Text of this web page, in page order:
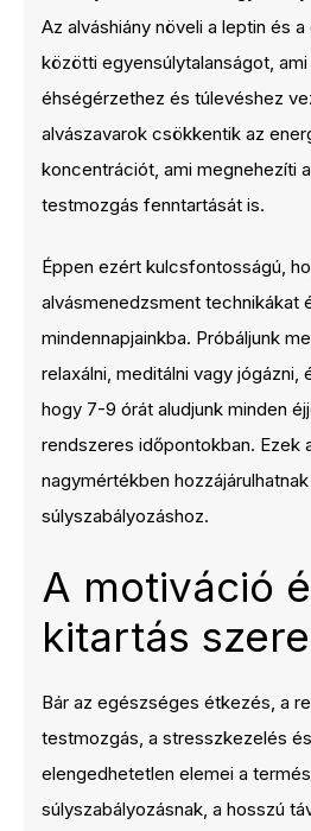
Az alváshiány növeli a leptin és
közötti egyensúlytalanságot,
éhségérzethez és túlevéshez
alvászavarok csökkentik az
koncentrációt, ami megnehezíti
testmozgás fenntartását is.
Éppen ezért kulcsfontosságú,
alvásmenedzsment technikákat
mindennapjainkba. Próbáljunk
relaxálni, meditálni vagy jógázni,
hogy 7-9 órát aludjunk minden
rendszeres időpontokban. Ezek
nagymértékben
súlyszabályozáshoz.
A motiváció
kitartás
Bár az egészséges étkezés, a
testmozgás, a stresszkezelés
elengedhetetlen elemei a
súlyszabályozásnak, a hosszú